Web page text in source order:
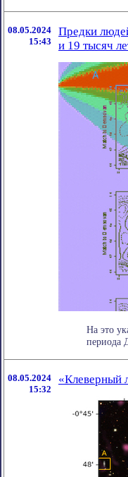
08.05.2024
15:43
Предки
и 19 тысяч
На это
периода
08.05.2024
15:32
«Клеверный